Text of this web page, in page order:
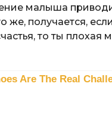
малыша
же, получается,
то ты плохая